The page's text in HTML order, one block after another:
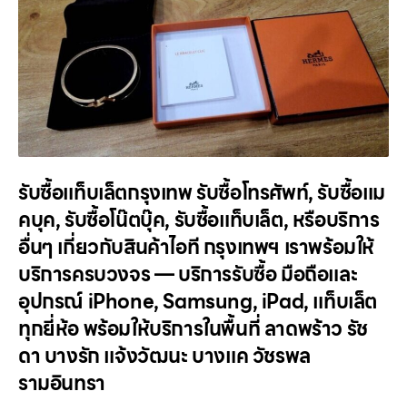
รับซื้อแท็บเล็ตกรุงเทพ รับซื้อโทรศัพท์, รับซื้อแม
คบุค, รับซื้อโน๊ตบุ๊ค, รับซื้อแท็บเล็ต, หรือบริการ
อื่นๆ เกี่ยวกับสินค้าไอที กรุงเทพฯ เราพร้อมให้
บริการครบวงจร — บริการรับซื้อ มือถือและ
อุปกรณ์ iPhone, Samsung, iPad, แท็บเล็ต
ทุกยี่ห้อ พร้อมให้บริการในพื้นที่ ลาดพร้าว รัช
ดา บางรัก แจ้งวัฒนะ บางแค วัชรพล
รามอินทรา